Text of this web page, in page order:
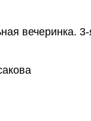
вечеринка.